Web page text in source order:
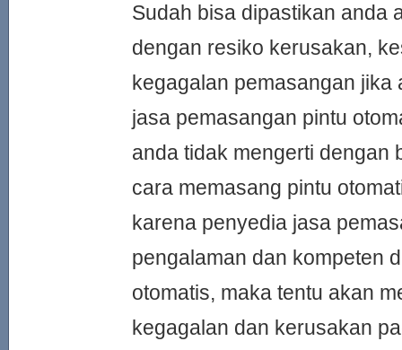
Sudah bisa dipastikan anda
dengan resiko kerusakan,
kegagalan pemasangan jika
jasa pemasangan pintu
anda tidak mengerti dengan
cara memasang pintu
karena penyedia jasa
pengalaman dan kompeten
otomatis, maka tentu akan
kegagalan dan kerusakan